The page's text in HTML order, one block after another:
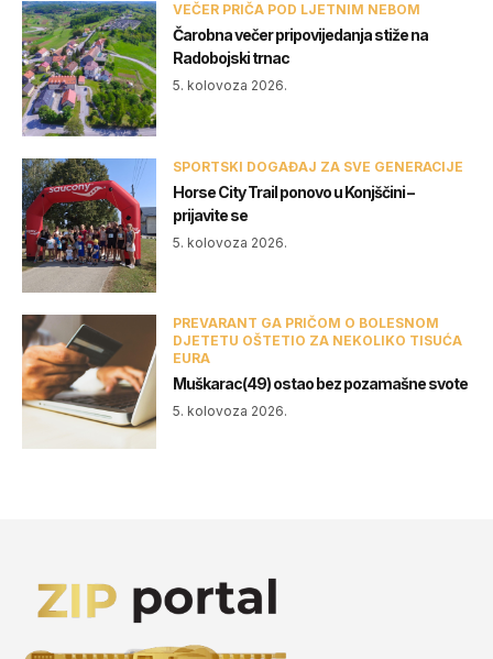
VEČER PRIČA POD LJETNIM NEBOM
Čarobna večer pripovijedanja stiže na
Radobojski trnac
5. kolovoza 2026.
SPORTSKI DOGAĐAJ ZA SVE GENERACIJE
Horse City Trail ponovo u Konjščini –
prijavite se
5. kolovoza 2026.
PREVARANT GA PRIČOM O BOLESNOM
DJETETU OŠTETIO ZA NEKOLIKO TISUĆA
EURA
Muškarac(49) ostao bez pozamašne svote
5. kolovoza 2026.